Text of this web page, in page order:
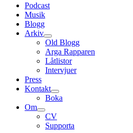
Podcast
Musik
Blogg
Arkiv
expand
child
menu
Old Blogg
Arga Rapparen
Låtlistor
Intervjuer
Press
Kontakt
expand
child
Boka
Om
expand
child
menu
CV
Supporta